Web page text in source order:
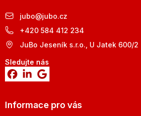
jubo@jubo.cz
+420 584 412 234
JuBo Jeseník s.r.o., U Jatek 600/2
Sledujte nás
Informace pro vás